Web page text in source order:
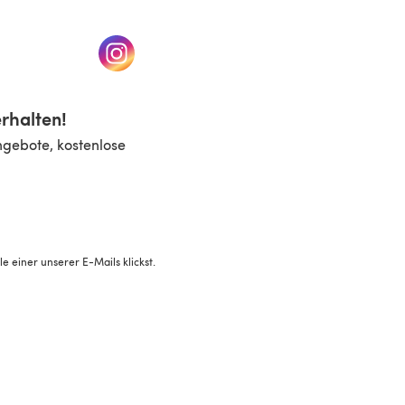
neuen Tab)(öffnet sich in einem neuen Tab)
kostenlose
einer unserer E-Mails klickst.